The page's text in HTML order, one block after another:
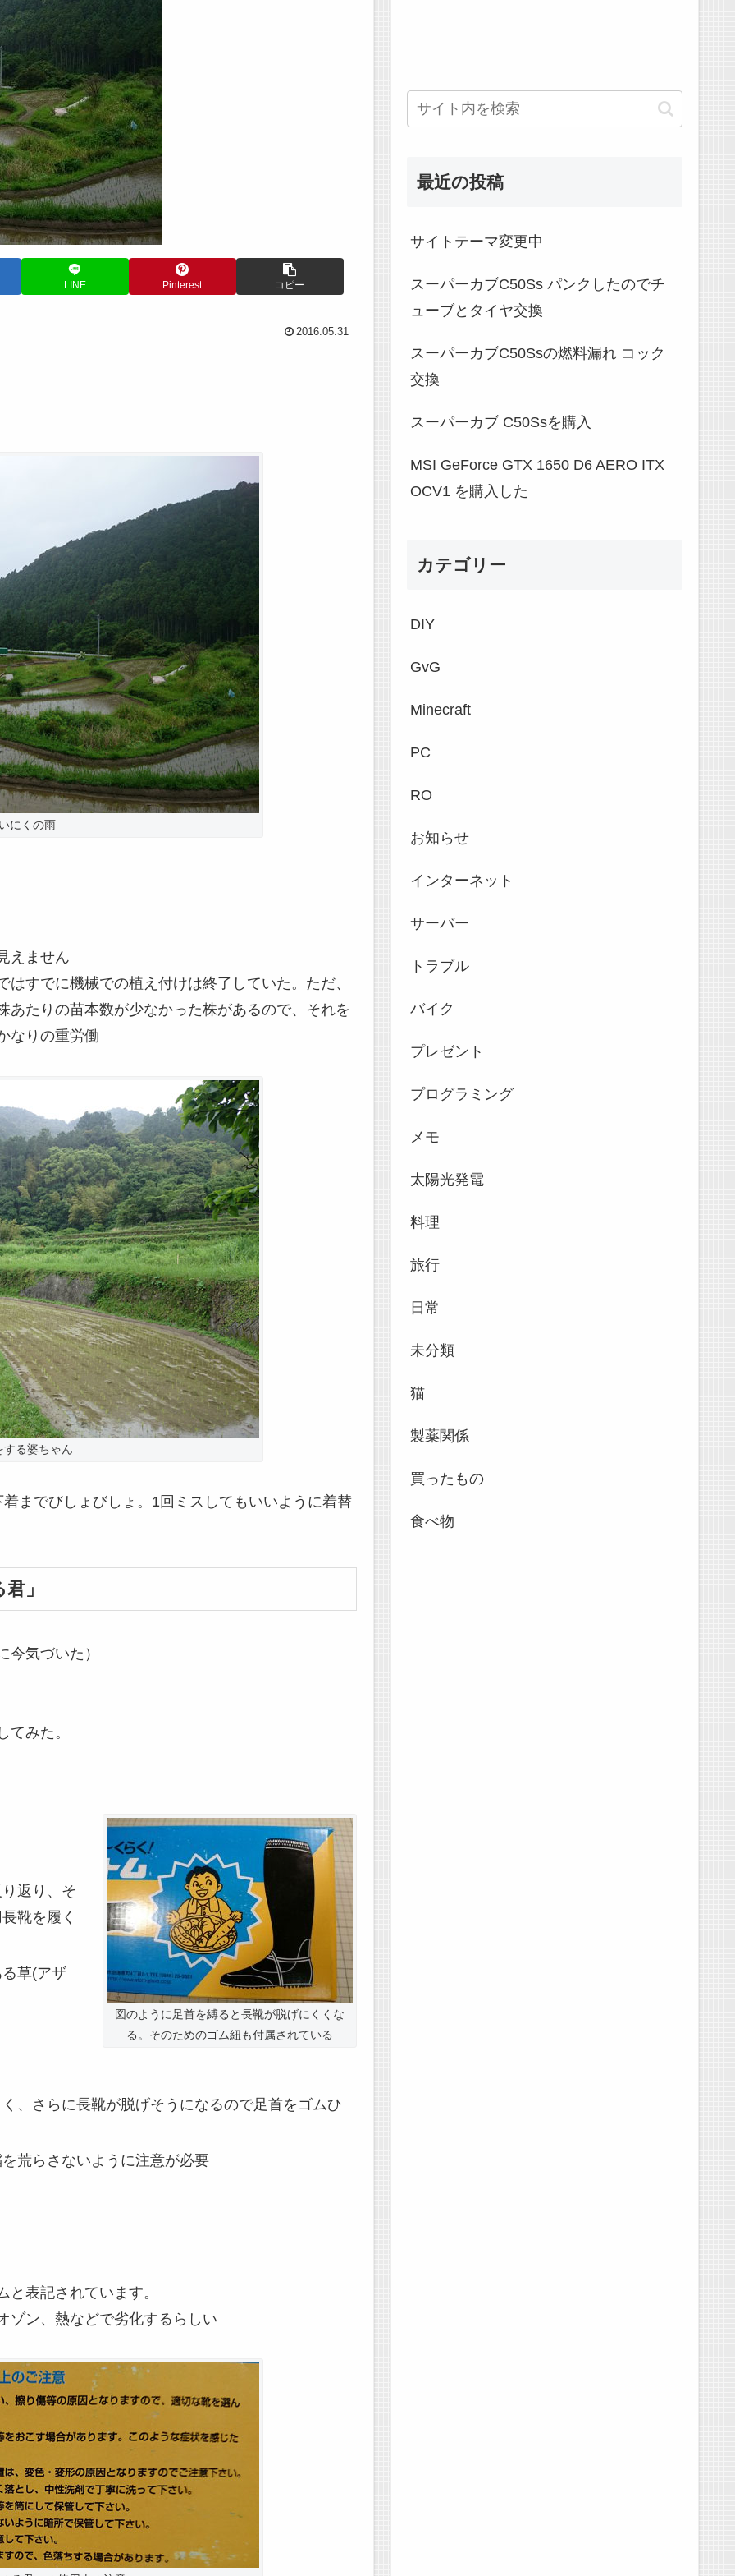
LINE Pinterest コピー
2016.05.31
にくの雨
えません
すでに機械での植え付けは終了していた。ただ、
たりの苗本数が少なかった株があるので、それを
なりの重労働
する婆ちゃん
までびしょびしょ。1回ミスしてもいいように着替
」
気づいた）
みた。
図のように足首を縛ると長靴が脱げにくくな
る。そのためのゴム紐も付属されている
返り、そ
靴を履く
草(アザ
、さらに長靴が脱げそうになるので足首をゴムひ
荒らさないように注意が必要
表記されています。
ゾン、熱などで劣化するらしい
最近の投稿
サイトテーマ変更中
スーパーカブC50Ss パンクしたのでチ
ューブとタイヤ交換
スーパーカブC50Ssの燃料漏れ コック
交換
スーパーカブ C50Ssを購入
MSI GeForce GTX 1650 D6 AERO ITX
OCV1 を購入した
カテゴリー
DIY
GvG
Minecraft
PC
RO
お知らせ
インターネット
サーバー
トラブル
バイク
プレゼント
プログラミング
メモ
太陽光発電
料理
旅行
日常
未分類
猫
製薬関係
買ったもの
食べ物